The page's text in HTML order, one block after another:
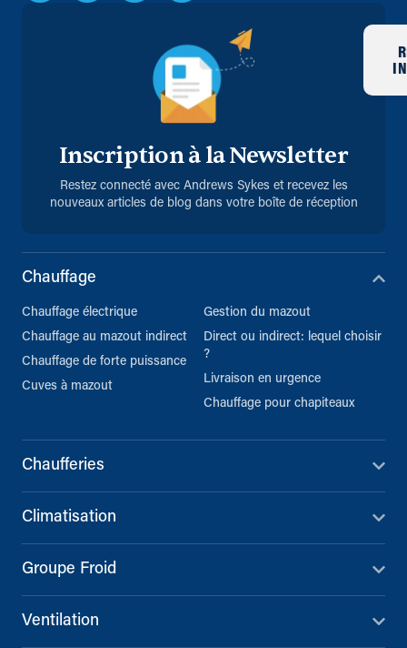
Inscription à la Newsletter
Restez connecté avec Andrews Sykes et recevez les
nouveaux articles de blog dans votre boîte de réception
Chauffage
Chauffage électrique
Chauffage au mazout indirect
Chauffage de forte puissance
Cuves à mazout
Gestion du mazout
Direct ou indirect: lequel choisir
?
Livraison en urgence
Chauffage pour chapiteaux
Chaufferies
Climatisation
Groupe Froid
Ventilation